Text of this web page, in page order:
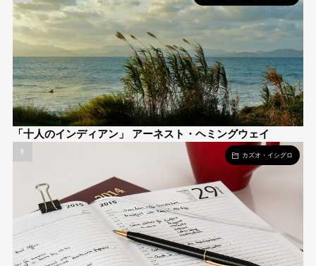
「十人のインディアン」 アーネスト・ヘミングウェイ
カズオ・イシグロ